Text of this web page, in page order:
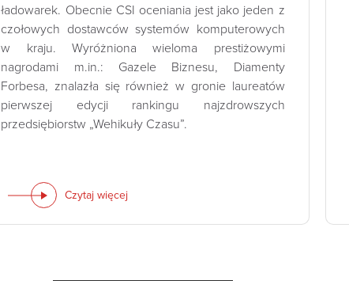
ładowarek. Obecnie CSI oceniania jest jako jeden z
czołowych dostawców systemów komputerowych
w kraju. Wyróżniona wieloma prestiżowymi
nagrodami m.in.: Gazele Biznesu, Diamenty
Forbesa, znalazła się również w gronie laureatów
pierwszej edycji rankingu najzdrowszych
przedsiębiorstw „Wehikuły Czasu”.
Czytaj więcej